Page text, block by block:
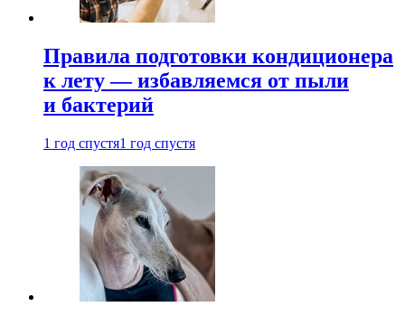
Правила подготовки кондиционера
к лету — избавляемся от пыли
и бактерий
1 год спустя1 год спустя